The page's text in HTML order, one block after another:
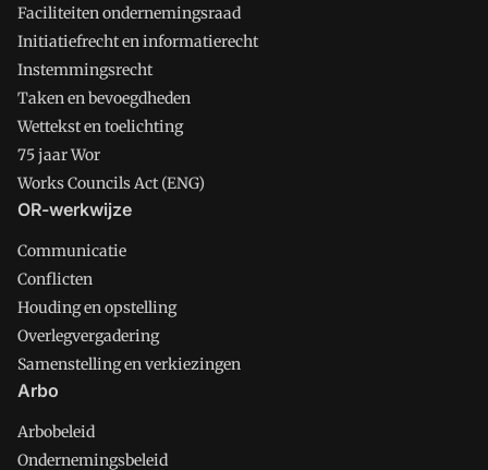
Faciliteiten ondernemingsraad
Initiatiefrecht en informatierecht
Instemmingsrecht
Taken en bevoegdheden
Wettekst en toelichting
75 jaar Wor
Works Councils Act (ENG)
OR-werkwijze
Communicatie
Conflicten
Houding en opstelling
Overlegvergadering
Samenstelling en verkiezingen
Arbo
Arbobeleid
Ondernemingsbeleid